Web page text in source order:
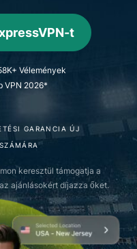
t
VPN 2026*
Vélemények
GARANCIA ÚJ
keresztül támogatja a
ajánlásokért díjazza őket.